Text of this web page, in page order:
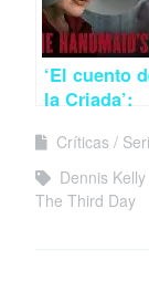
‘El cuento
la Criada’:
Que arde
Críticas
Dennis Kelly
The Third Day